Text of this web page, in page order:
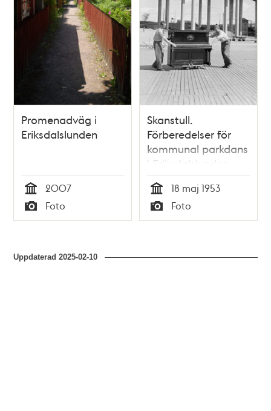
Promenadväg i
Eriksdalslunden
Tid
2007
Typ
Foto
Skanstull.
Förberedelser för
kommunal parkdans
i Eriksdalslunden.
Två män rullar ett
piano,
Skanstullsbron i
fonden
Tid
18 maj 1953
Typ
Foto
Uppdaterad2025-02-10